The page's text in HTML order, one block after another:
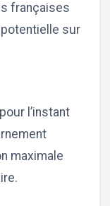
françaises
sur
l’instant
maximale